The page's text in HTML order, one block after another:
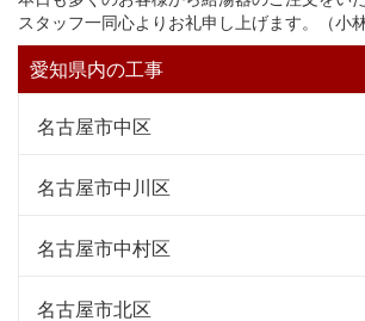
スタッフ一同心よりお礼申し上げます。（小林
愛知県内の工事
名古屋市中区
名古屋市中川区
名古屋市中村区
名古屋市北区